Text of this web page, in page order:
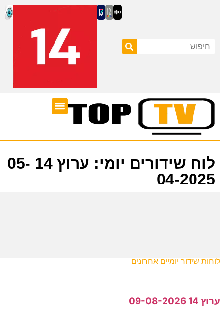
לוח שידורים יומי: ערוץ 14 05-
04-2025
לוחות שידור יומיים אחרונים
ערוץ 14 09-08-2026